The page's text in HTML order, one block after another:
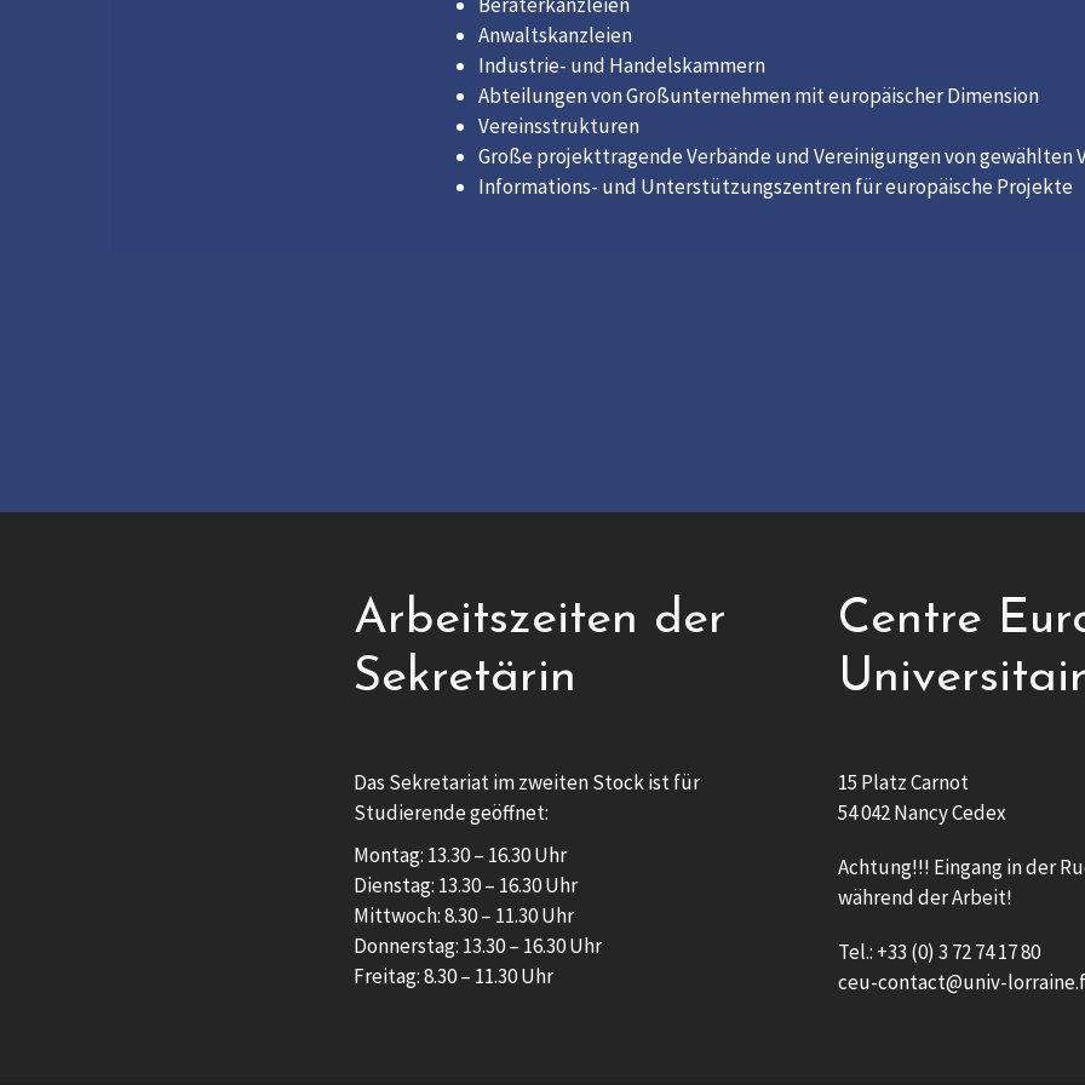
Anwaltskanzleien
Industrie- und Handelskammern
Abteilungen von Großunternehmen mit europäischer Dimension
Vereinsstrukturen
Große projekttragende Verbände und Vereinigungen von gewählten
Informations- und Unterstützungszentren für europäische Projekte
Arbeitszeiten der
Sekretärin
Das Sekretariat im zweiten Stock ist für
Studierende geöffnet:
Montag: 13.30 – 16.30 Uhr
Dienstag: 13.30 – 16.30 Uhr
Mittwoch: 8.30 – 11.30 Uhr
Donnerstag: 13.30 – 16.30 Uhr
Freitag: 8.30 – 11.30 Uhr
Centre
15 Platz Carnot
54 042 Nancy Cedex
Achtung!!! Eingang in der
während der Arbeit!
Tel.: +33 (0) 3 72 74 17 80
ceu-contact@univ-